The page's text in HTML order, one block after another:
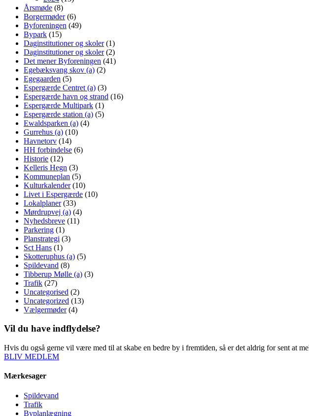
Årsmøde (8)
Borgermøder(6)
Byforeningen (49)
Bypark (15)
Daginstitutioner og skoler(1)
Daginstitutioner og skoler(2)
Det mener Byforeningen (41)
Egebæksvang skov (a) (2)
Egegaarden (5)
Espergærde Centret (a) (3)
Espergærde havn og strand (16)
Espergærde Multipark (1)
Espergærde station (a) (5)
Ewaldsparken (a) (4)
Gurrehus (a) (10)
Havnetorv (14)
HH forbindelse (6)
Historie (12)
Kelleris Hegn (3)
Kommuneplan (5)
Kulturkalender(10)
Livet i Espergærde (10)
Lokalplaner(33)
Mørdrupvej (a) (4)
Nyhedsbreve (11)
Parkering (1)
Planstrategi (3)
Sct Hans (1)
Skotteruphus (a) (5)
Spildevand (8)
Tibberup Mølle (a) (3)
Trafik (27)
Uncategorised (2)
Uncategorized (13)
Vælgermøder(4)
Vil du have indflydelse?
Hvis du også gerne vil være med til at skabe en bedre by i fremtiden, så er det aldrig for sent at
BLIV MEDLEM
Mærkesager
Spildevand
Trafik
Byplanlægning